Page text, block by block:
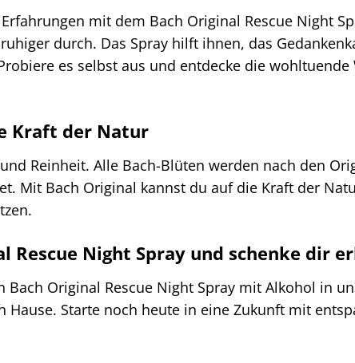
mit dem Bach Original Rescue Night
durch. Das Spray hilft ihnen, das
es selbst aus und entdecke die
Kraft der Natur
Reinheit. Alle Bach-Blüten werden nach den
Mit Bach Original kannst du auf die Kraft der
Rescue Night Spray und schenke dir
Original Rescue Night Spray mit Alkohol in
Hause. Starte noch heute in eine Zukunft mit